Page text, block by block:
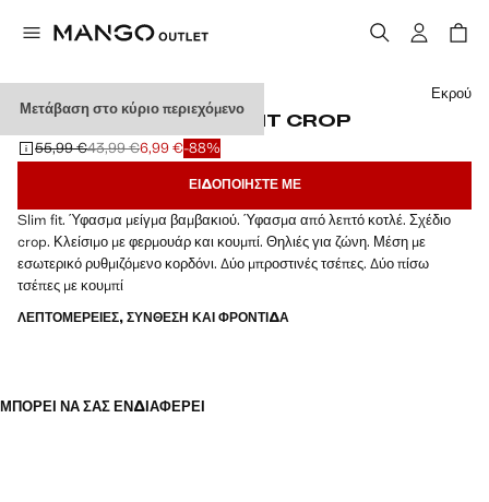
Μετάβαση στο κύριο περιεχόμενο
ΠΑΝΤΕΛΌΝΙ ΚΟΤΛΈ SLIM FIT CROP
Αρχική τιμή με διαγραφή [55,99 € ]
55,99 €
Δεύτερη τιμή με διαγραφή [43,99 € ]
43,99 €
Ισχύουσα τιμή [6,99 € ]6,99 €-88%
Διάλεξε χρώμα
Εκρού
ΕΙΔΟΠΟΙΉΣΤΕ ΜΕ
Slim fit. Ύφασμα μείγμα βαμβακιού. Ύφασμα από λεπτό κοτλέ. Σχέδιο
crop. Κλείσιμο με φερμουάρ και κουμπί. Θηλιές για ζώνη. Μέση με
εσωτερικό ρυθμιζόμενο κορδόνι. Δύο μπροστινές τσέπες. Δύο πίσω
τσέπες με κουμπί
ΛΕΠΤΟΜΈΡΕΙΕΣ, ΣΎΝΘΕΣΗ ΚΑΙ ΦΡΟΝΤΊΔΑ
ΜΠΟΡΕΊ ΝΑ ΣΑΣ ΕΝΔΙΑΦΈΡΕΙ